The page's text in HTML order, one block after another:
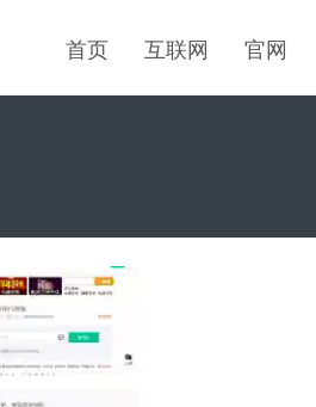
首页 互联网 官网